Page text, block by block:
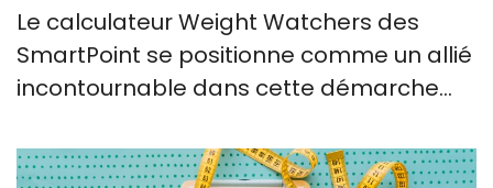
Le calculateur Weight ⁢Watchers des
SmartPoint se positionne‍ comme un allié
incontournable dans cette démarche…